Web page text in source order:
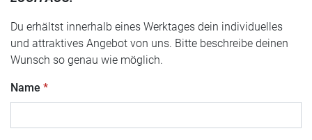
Du erhältst innerhalb eines Werktages dein individuelles
und attraktives Angebot von uns. Bitte beschreibe deinen
Wunsch so genau wie möglich.
Name